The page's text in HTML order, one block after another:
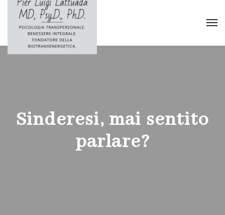
Sinderesi, mai sentito
parlare?